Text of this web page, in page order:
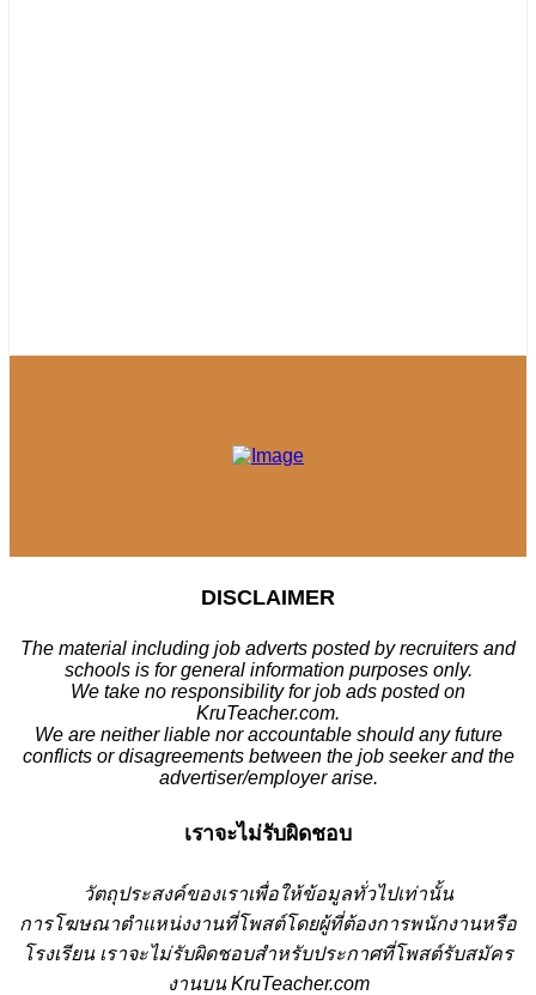
DISCLAIMER
The material including job adverts posted by recruiters and
schools is for general information purposes only.
We take no responsibility for job ads posted on
KruTeacher.com.
We are neither liable nor accountable should any future
conflicts or disagreements between the job seeker and the
advertiser/employer arise.
เราจะไม่รับผิดชอบ
วัตถุประสงค์ของเราเพื่อให้ข้อมูลทั่วไปเท่านั้น
การโฆษณาตำแหน่งงานที่โพสต์โดยผู้ที่ต้องการพนักงานหรือ
โรงเรียน เราจะไม่รับผิดชอบสำหรับประกาศที่โพสต์รับสมัคร
งานบน KruTeacher.com